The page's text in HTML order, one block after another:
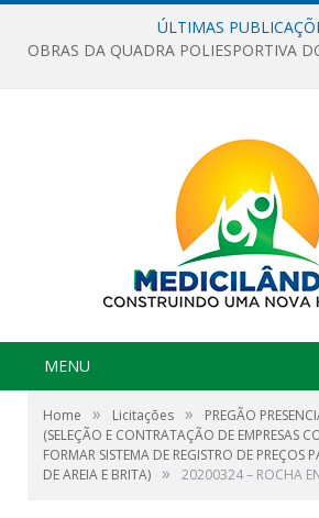
ÚLTIMAS
MENU
Home » Licitações »
PREGÃO
(SELEÇÃO E CONTRATAÇÃO DE EMPRESAS
FORMAR SISTEMA DE REGISTRO DE PREÇOS
DE AREIA E BRITA) » 20200324 – ROCHA